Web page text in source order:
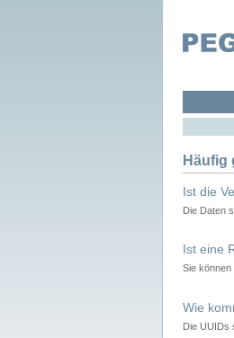
Häufig
Ist die
Die Daten
Ist eine
Sie
Wie
Die UUIDs